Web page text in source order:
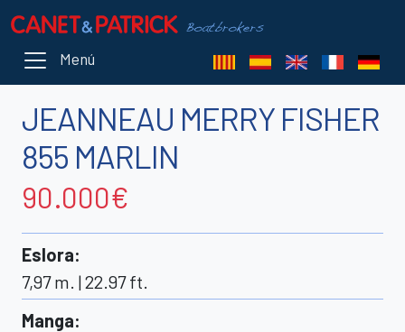
Menú
JEANNEAU MERRY FISHER
855 MARLIN
90.000€
Eslora:
7,97 m. | 22.97 ft.
Manga: